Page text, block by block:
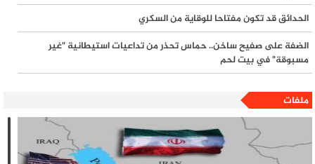
الحدائق قد تكون مفتاحا للوقاية من السكري
الضفة على صفيح ساخن.. حماس تحذر من تداعيات استيطانية "غير
مسبوقة" في بيت لحم
ملفات